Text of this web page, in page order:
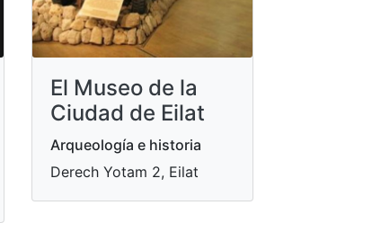
El Museo de la
Ciudad de Eilat
Arqueología e historia
Derech Yotam 2, Eilat